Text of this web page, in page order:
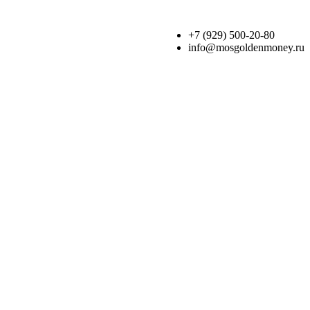
+7 (929) 500-20-80
info@mosgoldenmoney.ru